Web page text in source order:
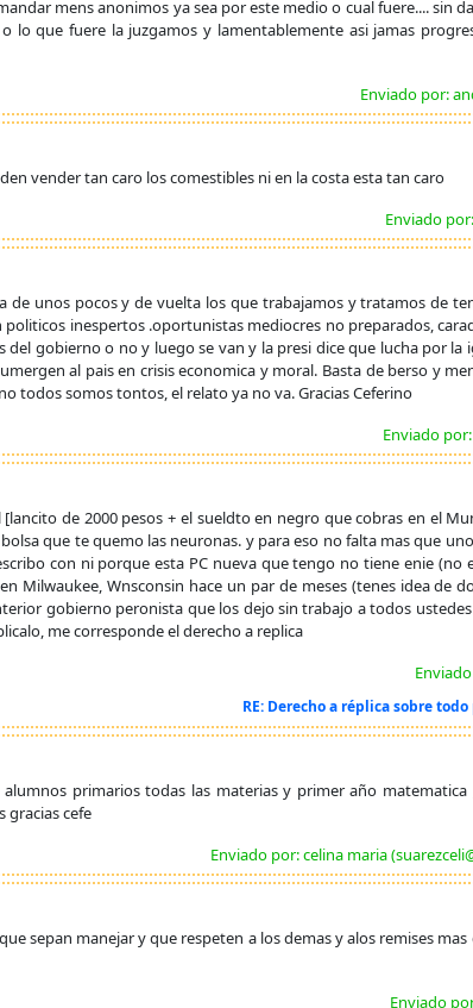
mens anonimos ya sea por este medio o cual fuere.... sin
que fuere la juzgamos y lamentablemente asi jamas
Enviado por:
vender tan caro los comestibles ni en la costa esta tan caro
Enviado
de unos pocos y de vuelta los que trabajamos y tratamos de
inespertos .oportunistas mediocres no preparados,
del gobierno o no y luego se van y la presi dice que lucha por
al pais en crisis economica y moral. Basta de berso y
todos somos tontos, el relato ya no va. Gracias Ceferino
Enviado
de 2000 pesos + el sueldto en negro que cobras en el
que te quemo las neuronas. y para eso no falta mas que
con ni porque esta PC nueva que tengo no tiene enie (no
Milwaukee, Wnsconsin hace un par de meses (tenes idea de
gobierno peronista que los dejo sin trabajo a todos
me corresponde el derecho a replica
RE: Derecho a réplica sobre
primarios todas las materias y primer año
gracias cefe
Enviado por: celina maria
sepan manejar y que respeten a los demas y alos remises
Enviado